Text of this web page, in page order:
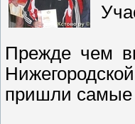
Прежде чем
пришли самые